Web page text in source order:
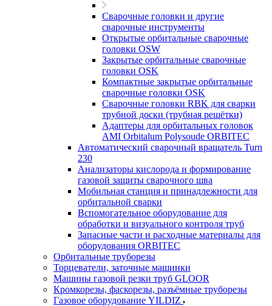
Сварочные головки и другие
сварочные инструменты
Открытые орбитальные сварочные
головки OSW
Закрытые орбитальные сварочные
головки OSK
Компактные закрытые орбитальные
сварочные головки OSK
Сварочные головки RBK для сварки
трубной доски (трубная решётки)
Адаптеры для орбитальных головок
AMI Orbitalum Polysoude ORBITEC
Автоматический сварочный вращатель Turn
230
Анализаторы кислорода и формирование
газовой защиты сварочного шва
Мобильная станция и принадлежности для
орбитальной сварки
Вспомогательное оборудование для
обработки и визуального контроля труб
Запасные части и расходные материалы для
оборудования ORBITEC
Орбитальные труборезы
Торцеватели, заточные машинки
Машины газовой резки труб GLOOR
Кромкорезы, фаскорезы, разъёмные труборезы
Газовое оборудование YILDIZ